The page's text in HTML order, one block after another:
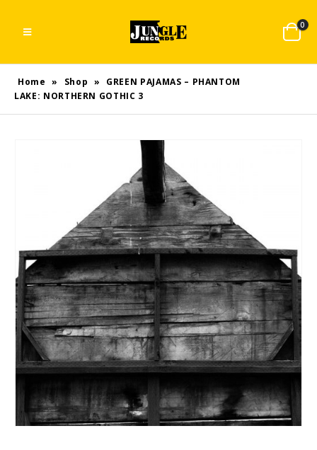
0
Home » Shop »
GREEN PAJAMAS – PHANTOM
LAKE: NORTHERN GOTHIC 3